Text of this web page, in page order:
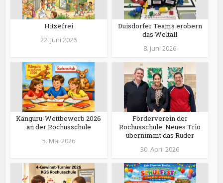
Hitzefrei
22. Juni 2026
Duisdorfer Teams erobern
das Weltall
8. Juni 2026
Känguru-Wettbewerb 2026
an der Rochusschule
5. Mai 2026
Förderverein der
Rochusschule: Neues Trio
übernimmt das Ruder
30. April 2026